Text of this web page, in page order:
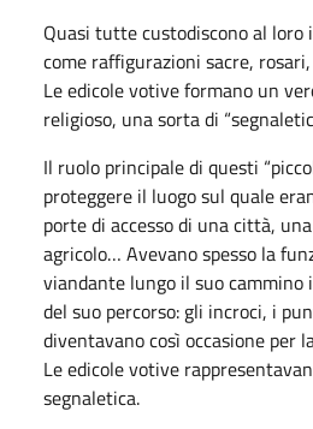
Quasi tutte custodiscono al
come raffigurazioni sacre,
Le edicole votive formano un
religioso, una sorta di
Il ruolo principale di questi
proteggere il luogo sul quale
porte di accesso di una città,
agricolo… Avevano spesso la
viandante lungo il suo
del suo percorso: gli incroci, i
diventavano così occasione per
Le edicole votive
segnaletica.